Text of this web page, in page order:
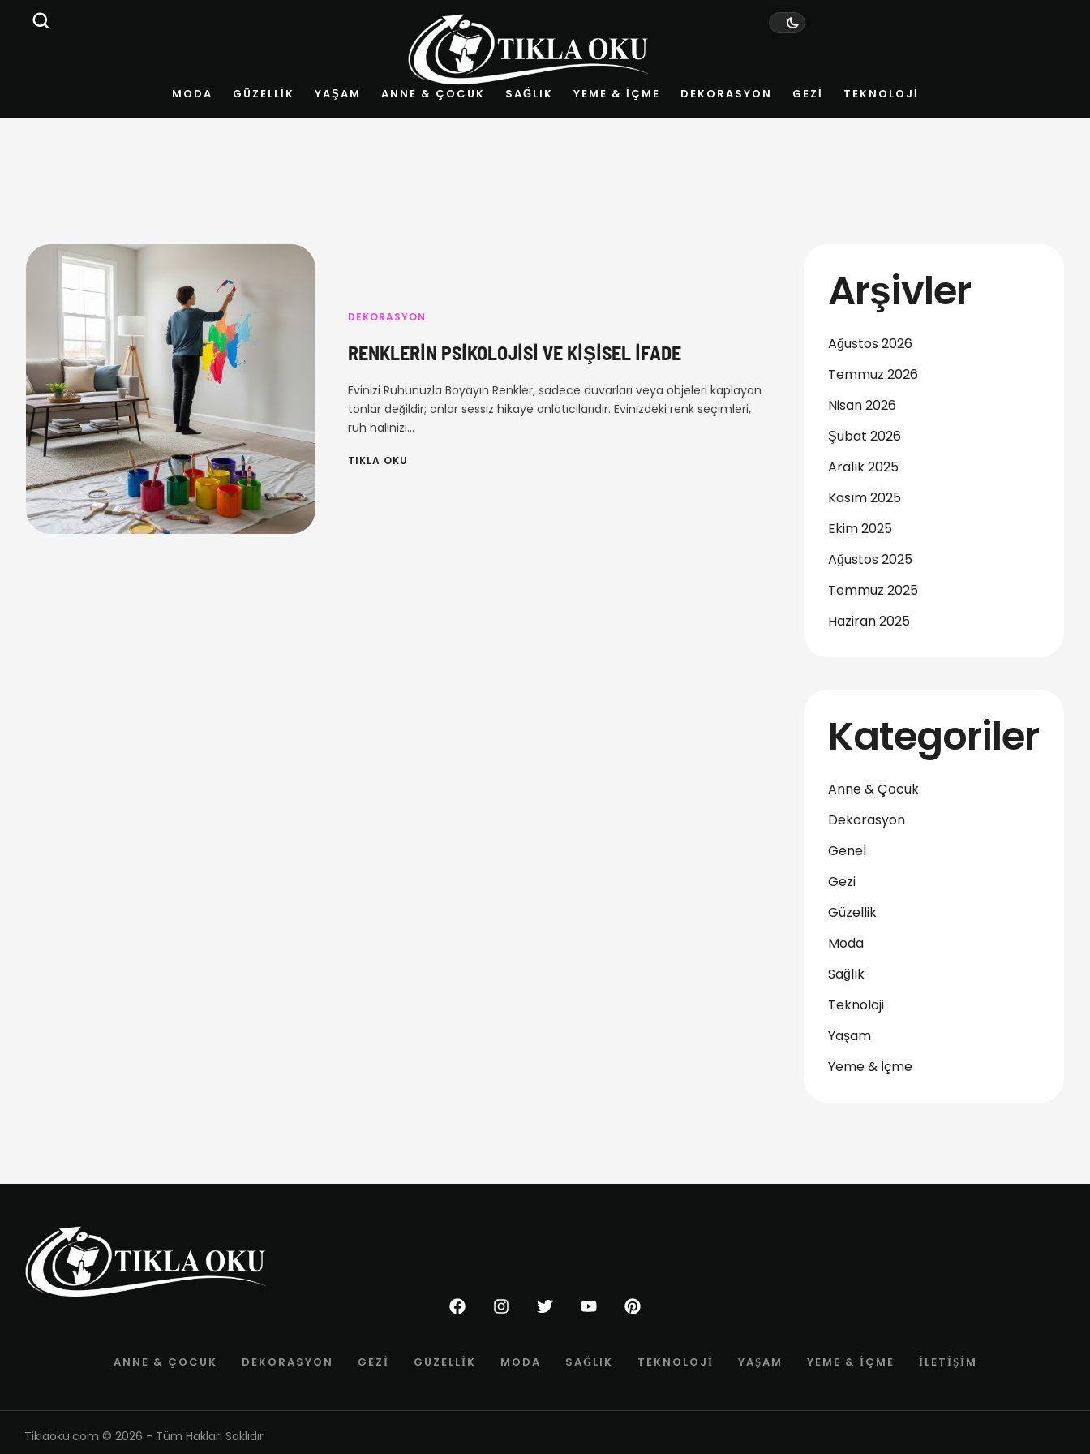
MODA GÜZELLIK YAŞAM ANNE & ÇOCUK SAĞLIK YEME & İÇME DEKORASYON GEZI TEKNOLOJI
DEKORASYON
RENKLERIN PSIKOLOJISI VE KIŞISEL İFADE
Evinizi Ruhunuzla Boyayın Renkler, sadece duvarları veya objeleri kaplayan
tonlar değildir; onlar sessiz hikaye anlatıcılarıdır. Evinizdeki renk seçimleri,
ruh halinizi...
TIKLA OKU
Arşivler
Ağustos 2026
Temmuz 2026
Nisan 2026
Şubat 2026
Aralık 2025
Kasım 2025
Ekim 2025
Ağustos 2025
Temmuz 2025
Haziran 2025
Kategoriler
Anne & Çocuk
Dekorasyon
Genel
Gezi
Güzellik
Moda
Sağlık
Teknoloji
Yaşam
Yeme & İçme
ANNE & ÇOCUK DEKORASYON GEZI GÜZELLIK MODA SAĞLIK TEKNOLOJI YAŞAM YEME & İÇME İLETIŞIM
Tiklaoku.com © 2026 - Tüm Hakları Saklıdır